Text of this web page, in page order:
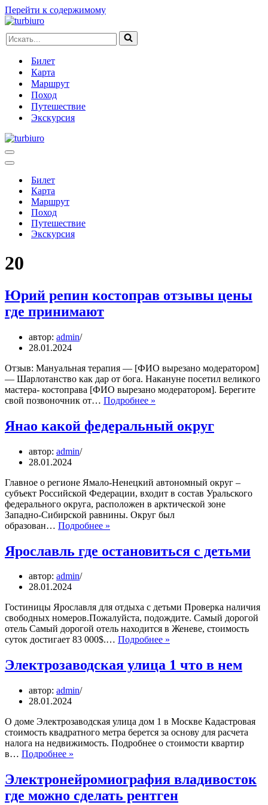
Перейти к содержимому
Искать...
Билет
Карта
Маршрут
Поход
Путешествие
Экскурсия
Меню
навигации
Меню
навигацииБилет
Карта
Маршрут
Поход
Путешествие
Экскурсия
20
Юрий репин костоправ отзывы цены
где принимают
автор: admin
28.01.2024
Отзыв: Мануальная терапия — [ФИО вырезано модератором]
— Шарлотанство как дар от бога. Накануне посетил великого
мастера- костоправа [ФИО вырезано модератором]. Берегите
свой позвоночник от… Подробнее »
костоправ
отзывы
Янао какой федеральный округ
автор: admin
28.01.2024
Главное о регионе Ямало-Ненецкий автономный округ –
субъект Российской Федерации, входит в состав Уральского
федерального округа, расположен в арктической зоне
Западно-Сибирской равнины. Округ был
образован… Подробнее »
округ
Ярославль где остановиться с детьми
автор: admin
28.01.2024
Гостиницы Ярославля для отдыха с детьми Проверка наличия
свободных номеров.Пожалуйста, подождите. Самый дорогой
отель Самый дорогой отель находится в Женеве, стоимость
суток достигает 83 000$.… Подробнее »
остановиться
с
Электрозаводская улица 1 что в нем
автор: admin
28.01.2024
О доме Электрозаводская улица дом 1 в Москве Кадастровая
стоимость квадратного метра берется за основу для расчета
налога на недвижимость. Подробнее о стоимости квартир
в… Подробнее »
1
что
в
Электронейромиография владивосток
где можно сделать рентген